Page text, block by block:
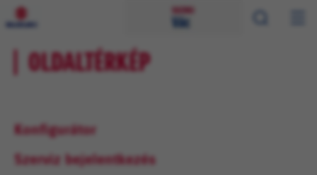
OLDALTÉRKÉP
Konfigurátor
Szerviz bejelentkezés